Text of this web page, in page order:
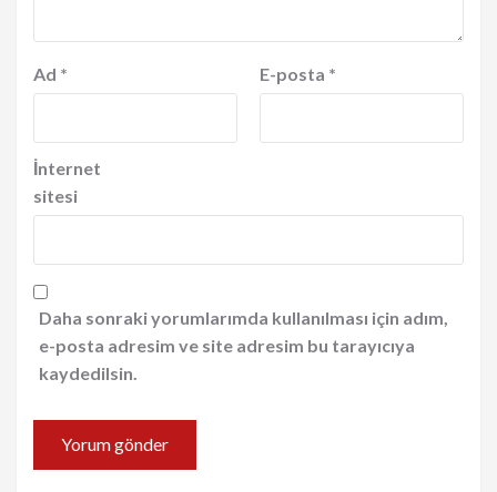
Ad * E-posta *
İnternet
sitesi
Daha sonraki yorumlarımda kullanılması için adım,
e-posta adresim ve site adresim bu tarayıcıya
kaydedilsin.